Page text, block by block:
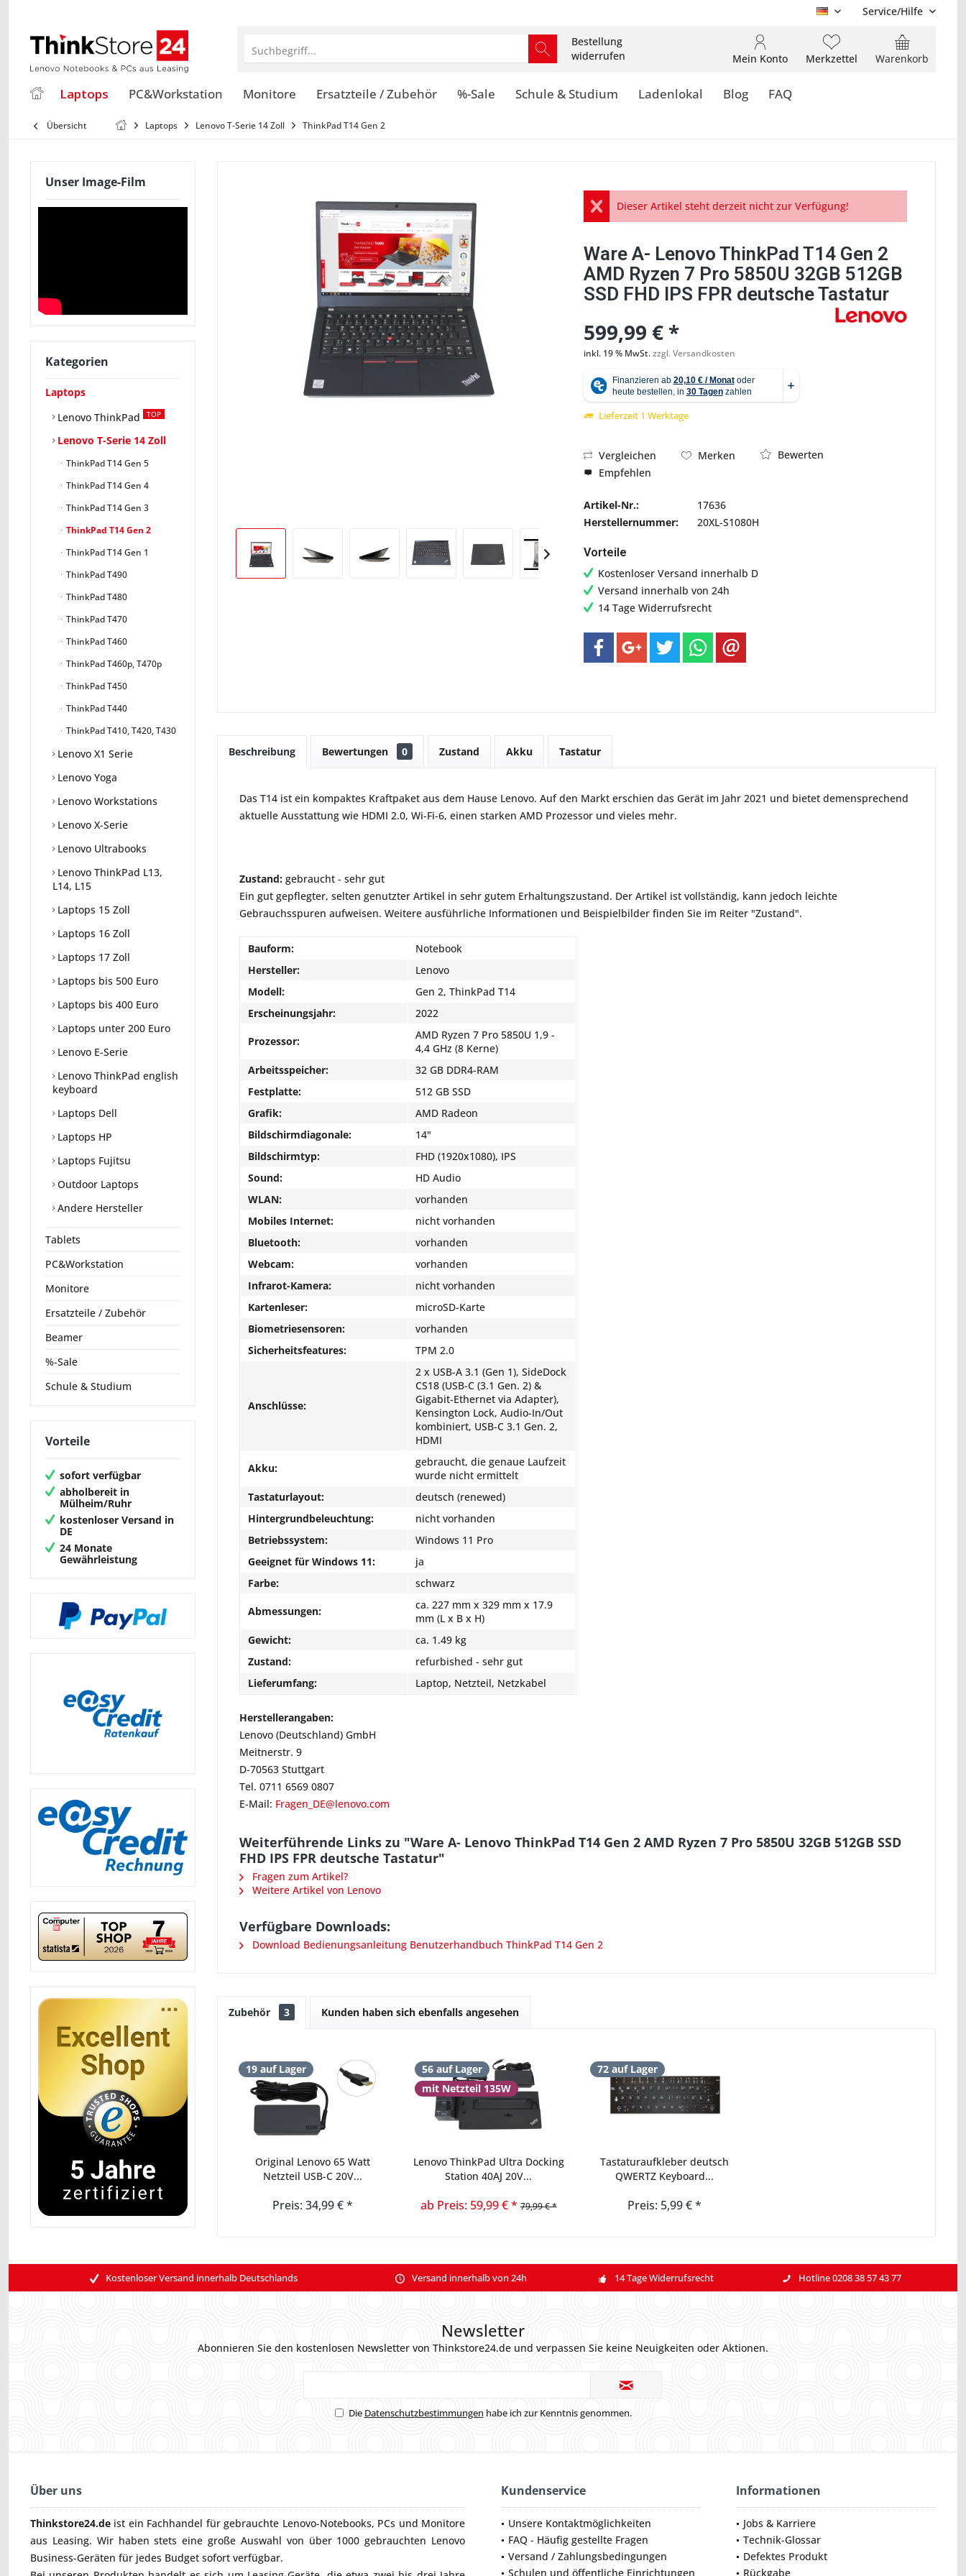
DE Service/Hilfe
Suchbegriff...
Bestellung
widerrufen
Warenkorb
Merkzettel
Mein Konto
Laptops PC&Workstation Monitore Ersatzteile / Zubehör %-Sale Schule & Studium Ladenlokal Blog FAQ
Übersicht Laptops Lenovo T-Serie 14 Zoll ThinkPad T14 Gen 2
Unser Image-Film
Kategorien
Laptops
Lenovo ThinkPad
TOP
Lenovo T-Serie 14 Zoll
ThinkPad T14 Gen 5
ThinkPad T14 Gen 4
ThinkPad T14 Gen 3
ThinkPad T14 Gen 2
ThinkPad T14 Gen 1
ThinkPad T490
ThinkPad T480
ThinkPad T470
ThinkPad T460
ThinkPad T460p, T470p
ThinkPad T450
ThinkPad T440
ThinkPad T410, T420, T430
Lenovo X1 Serie
Lenovo Yoga
Lenovo Workstations
Lenovo X-Serie
Lenovo Ultrabooks
Lenovo ThinkPad L13,
L14, L15
Laptops 15 Zoll
Laptops 16 Zoll
Laptops 17 Zoll
Laptops bis 500 Euro
Laptops bis 400 Euro
Laptops unter 200 Euro
Lenovo E-Serie
Lenovo ThinkPad english
keyboard
Laptops Dell
Laptops HP
Laptops Fujitsu
Outdoor Laptops
Andere Hersteller
Tablets
PC&Workstation
Monitore
Ersatzteile / Zubehör
Beamer
%-Sale
Schule & Studium
Vorteile
sofort verfügbar
abholbereit in
Mülheim/Ruhr
kostenloser Versand in
DE
24 Monate
Gewährleistung
Abbildung ähnlich
Dieser Artikel steht derzeit nicht zur Verfügung!
Ware A- Lenovo ThinkPad T14 Gen 2
AMD Ryzen 7 Pro 5850U 32GB 512GB
SSD FHD IPS FPR deutsche Tastatur
599,99 € *
inkl. 19 % MwSt.zzgl. Versandkosten
Lieferzeit 1 Werktage
Vergleichen Merken
Bewerten
Empfehlen
Artikel-Nr.:
17636
Herstellernummer:
20XL-S1080H
Vorteile
Kostenloser Versand innerhalb D
Versand innerhalb von 24h
14 Tage Widerrufsrecht
Beschreibung Bewertungen 0 Zustand Akku Tastatur
Das T14 ist ein kompaktes Kraftpaket aus dem Hause Lenovo. Auf den Markt erschien das Gerät im Jahr 2021 und bietet demensprechend
aktuelle Ausstattung wie HDMI 2.0, Wi-Fi-6, einen starken AMD Prozessor und vieles mehr.
Zustand: gebraucht - sehr gut
Ein gut gepflegter, selten genutzter Artikel in sehr gutem Erhaltungszustand. Der Artikel ist vollständig, kann jedoch leichte
Gebrauchsspuren aufweisen. Weitere ausführliche Informationen und Beispielbilder finden Sie im Reiter "Zustand".
Bauform:
Notebook
Hersteller:
Lenovo
Modell:
Gen 2, ThinkPad T14
Erscheinungsjahr:
2022
Prozessor:
AMD Ryzen 7 Pro 5850U 1,9 -
4,4 GHz (8 Kerne)
Arbeitsspeicher:
32 GB DDR4-RAM
Festplatte:
512 GB SSD
Grafik:
AMD Radeon
Bildschirmdiagonale:
14"
Bildschirmtyp:
FHD (1920x1080), IPS
Sound:
HD Audio
WLAN:
vorhanden
Mobiles Internet:
nicht vorhanden
Bluetooth:
vorhanden
Webcam:
vorhanden
Infrarot-Kamera:
nicht vorhanden
Kartenleser:
microSD-Karte
Biometriesensoren:
vorhanden
Sicherheitsfeatures:
TPM 2.0
Anschlüsse:
2 x USB-A 3.1 (Gen 1), SideDock
CS18 (USB-C (3.1 Gen. 2) &
Gigabit-Ethernet via Adapter),
Kensington Lock, Audio-In/Out
kombiniert, USB-C 3.1 Gen. 2,
HDMI
Akku:
gebraucht, die genaue Laufzeit
wurde nicht ermittelt
Tastaturlayout:
deutsch (renewed)
Hintergrundbeleuchtung:
nicht vorhanden
Betriebssystem:
Windows 11 Pro
Geeignet für Windows 11:
ja
Farbe:
schwarz
Abmessungen:
ca. 227 mm x 329 mm x 17.9
mm (L x B x H)
Gewicht:
ca. 1.49 kg
Zustand:
refurbished - sehr gut
Lieferumfang:
Laptop, Netzteil, Netzkabel
Herstellerangaben:
Lenovo (Deutschland) GmbH
Meitnerstr. 9
D-70563 Stuttgart
Tel. 0711 6569 0807
E-Mail: Fragen_DE@lenovo.com
Weiterführende Links zu "Ware A- Lenovo ThinkPad T14 Gen 2 AMD Ryzen 7 Pro 5850U 32GB 512GB SSD
FHD IPS FPR deutsche Tastatur"
Fragen zum Artikel?
Weitere Artikel von Lenovo
Verfügbare Downloads:
Download Bedienungsanleitung Benutzerhandbuch ThinkPad T14 Gen 2
Zubehör 3 Kunden haben sich ebenfalls angesehen
19 auf Lager
Original Lenovo 65 Watt
Netzteil USB-C 20V...
Preis: 34,99 € *
56 auf Lager
mit Netzteil 135W
Lenovo ThinkPad Ultra Docking
Station 40AJ 20V...
ab Preis: 59,99 € * 79,99 € *
72 auf Lager
Tastaturaufkleber deutsch
QWERTZ Keyboard...
Preis: 5,99 € *
Kostenloser Versand innerhalb Deutschlands Versand innerhalb von 24h 14 Tage Widerrufsrecht Hotline 0208 38 57 43 77
Newsletter
Abonnieren Sie den kostenlosen Newsletter von Thinkstore24.de und verpassen Sie keine Neuigkeiten oder Aktionen.
Die Datenschutzbestimmungen habe ich zur Kenntnis genommen.
Über uns
Thinkstore24.de ist ein Fachhandel für gebrauchte Lenovo-Notebooks, PCs und Monitore
aus Leasing. Wir haben stets eine große Auswahl von über 1000 gebrauchten Lenovo
Business-Geräten für jedes Budget sofort verfügbar.
Kundenservice
Unsere Kontaktmöglichkeiten
FAQ - Häufig gestellte Fragen
Versand / Zahlungsbedingungen
Schulen und öffentliche Einrichtungen
Informationen
Jobs & Karriere
Technik-Glossar
Defektes Produkt
Rückgabe